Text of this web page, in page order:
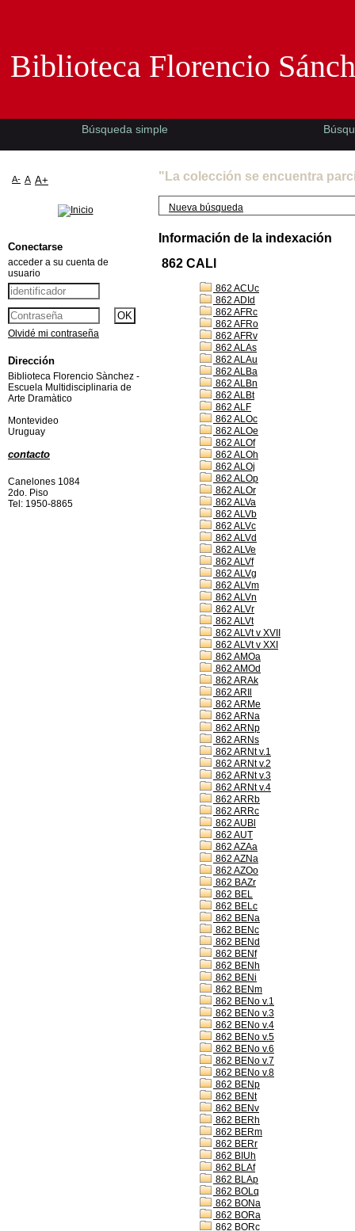
"La colección se encuentra
Nueva búsqueda
Información de la indexación
862 CALl
862 ACUc
862 ADId
862 AFRc
862 AFRo
862 AFRv
862 ALAs
862 ALAu
862 ALBa
862 ALBn
862 ALBt
862 ALF
862 ALOc
862 ALOe
862 ALOf
862 ALOh
862 ALOj
862 ALOp
862 ALOr
862 ALVa
862 ALVb
862 ALVc
862 ALVd
862 ALVe
862 ALVf
862 ALVg
862 ALVm
862 ALVn
862 ALVr
862 ALVt
862 ALVt v XVII
862 ALVt v XXI
862 AMOa
862 AMOd
862 ARAk
862 ARIl
862 ARMe
862 ARNa
862 ARNp
862 ARNs
862 ARNt v.1
862 ARNt v.2
862 ARNt v.3
862 ARNt v.4
862 ARRb
862 ARRc
862 AUBl
862 AUT
862 AZAa
862 AZNa
862 AZOo
862 BAZr
862 BEL
862 BELc
862 BENa
862 BENc
862 BENd
862 BENf
862 BENh
862 BENi
862 BENm
862 BENo v.1
862 BENo v.3
862 BENo v.4
862 BENo v.5
862 BENo v.6
862 BENo v.7
862 BENo v.8
862 BENp
862 BENt
862 BENv
862 BERh
862 BERm
862 BERr
862 BIUh
862 BLAf
862 BLAp
862 BOLq
862 BONa
862 BORa
862 BORc
Biblioteca Florencio
Búsqueda simple
A- A A+
Conectarse
acceder a su cuenta de
usuario
Olvidé mi contraseña
Dirección
Biblioteca Florencio Sànchez -
Escuela Multidisciplinaria de
Arte Dramàtico
Montevideo
Uruguay
contacto
Canelones 1084
2do. Piso
Tel: 1950-8865